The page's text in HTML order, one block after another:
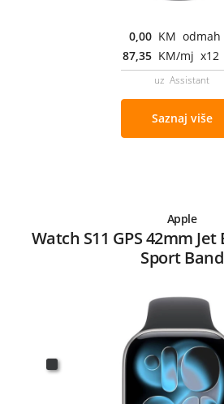
0,00 KM odmah
87,35 KM/mj x12
uz Assistant
Saznaj više
Apple
Watch S11 GPS 42mm
Sport Band